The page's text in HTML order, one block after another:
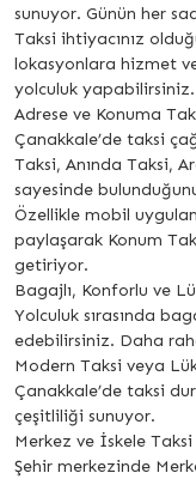
sunuyor. Günün her
Taksi ihtiyacınız
lokasyonlara hizmet
yolculuk yapabilirsiniz.
Adrese ve Konuma
Çanakkale’de taksi
Taksi, Anında Taksi,
sayesinde
Özellikle mobil
paylaşarak Konum
getiriyor.
Bagajlı, Konforlu ve
Yolculuk sırasında
edebilirsiniz. Daha
Modern Taksi veya
Çanakkale’de taksi
çeşitliliği sunuyor.
Merkez ve İskele
Şehir merkezinde